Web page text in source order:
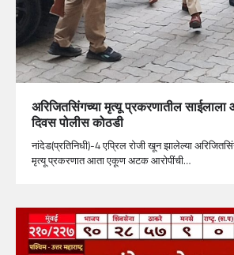
अरिजितसिंगच्या मृत्यू प्रकरणातील
दिवस पोलीस कोठडी
नांदेड(प्रतिनिधी)-4 एप्रिल रोजी खून झालेल्या
मृत्यू प्रकरणात आता एकूण अटक आरोपींची…